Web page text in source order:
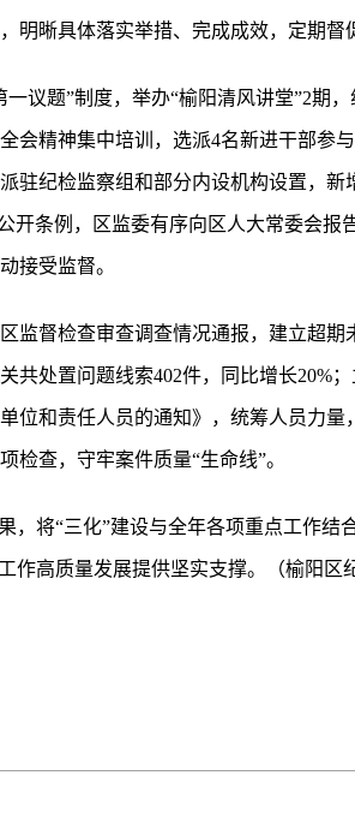
晰具体落实举措、完成成效，定期督
议题”制度，举办“榆阳清风讲堂”2期
会精神集中培训，选派4名新进干部参
驻纪检监察组和部分内设机构设置，新
开条例，区监委有序向区人大常委会报
接受监督。
监督检查审查调查情况通报，建立超
处置问题线索402件，同比增长20%
位和责任人员的通知》，统筹人员力
检查，守牢案件质量“生命线”。
，将“三化”建设与全年各项重点工作结
作高质量发展提供坚实支撑。（榆阳区